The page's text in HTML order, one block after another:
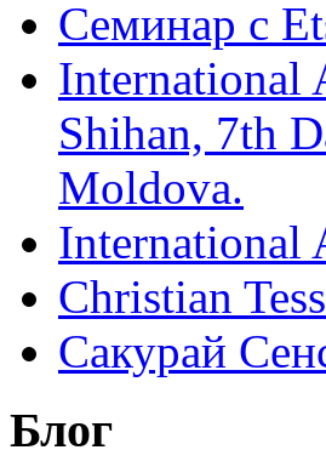
Семинар с
International
Shihan, 7th
Moldova.
International
Christian
Сакурай
Блог